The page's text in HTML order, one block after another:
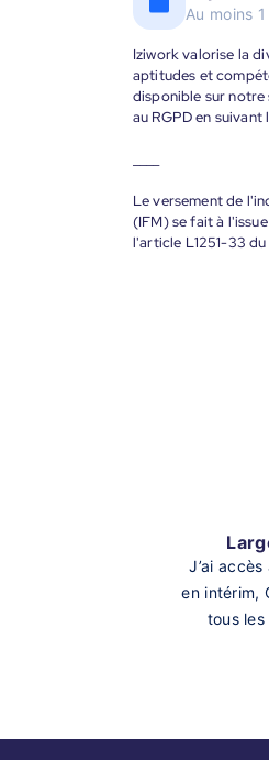
Au moins 1
Iziwork valorise la
aptitudes et
disponible sur notre
au RGPD en
Le versement de
(IFM) se fait à
l'article L1251-33
J’ai
en intérim,
tous les